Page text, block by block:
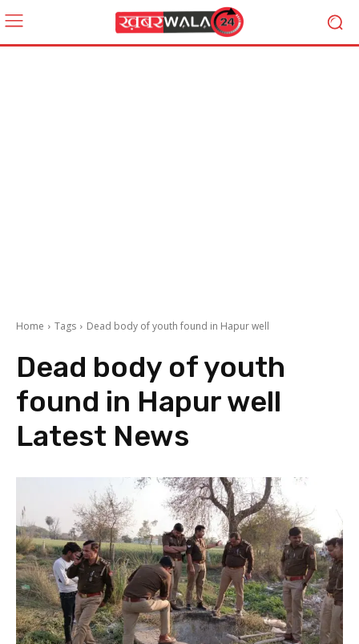
Home Tags Dead body of youth found in Hapur well
Dead body of youth
found in Hapur well
Latest News